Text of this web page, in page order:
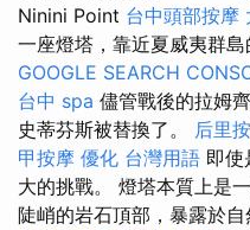
Ninini Point 台中頭部按摩
一座燈塔，靠近夏威夷群島
GOOGLE SEARCH
台中 spa 儘管戰後的拉姆
史蒂芬斯被替換了。 后里
甲按摩 優化 台灣用語 即使
大的挑戰。 燈塔本質上是
陡峭的岩石頂部，暴露於自